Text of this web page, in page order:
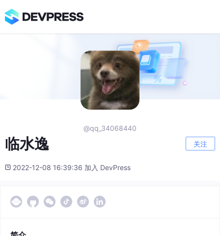
@qq_34068440
临水逸 关注
2022-12-08 16:39:36 加入 DevPress